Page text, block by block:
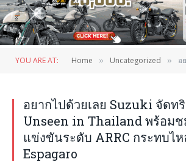
YOU ARE AT: Home » Uncategorized » อยากไป
อยากไปด้วยเลย Suzuki จัดท
Unseen in Thailand พร้อมช
แข่งขันระดับ ARRC กระทบไ
Espagaro